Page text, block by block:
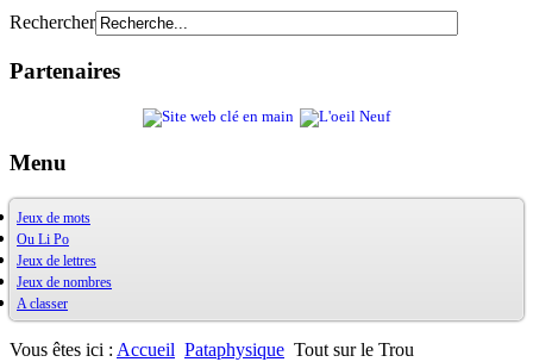
Rechercher
Partenaires
Menu
Jeux de mots
OuXPo
Contrepets
Palindromes
Jeux de mots divers
Récréamots
Glossaire des figures de style
Ou Li Po
OuLiPo
Base de la Bibliothèque Oulipienne
Oulipiens
G. Perec
Bibliographie
Ecrit par des oulipiens
Jeux de lettres
Jeux de nombres
Ludimath
Base Ludimath
Ludimaths : bibliographie
A classer
Vous êtes ici : Accueil Pataphysique Tout sur le Trou